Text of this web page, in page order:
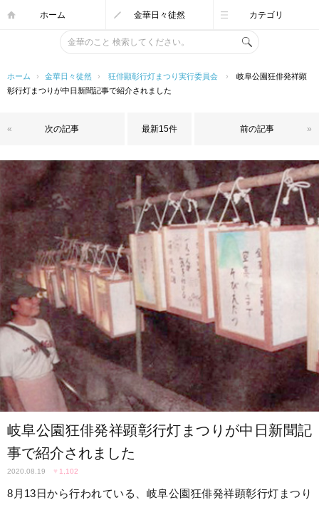
ホーム 金華日々徒然 カテゴリ
ホーム › 金華日々徒然 › 狂俳顯彰行灯まつり実行委員会 ›
岐阜公園狂俳発祥顕
彰行灯まつりが中日新聞記事で紹介されました
次の記事
« 最新15件 前の記事 »
岐阜公園狂俳発祥顕彰行灯まつりが中日新聞記
事で紹介されました
2020.08.19 ♥ 1,102
8月13日から行われている、岐阜公園狂俳発祥顕彰行灯まつり